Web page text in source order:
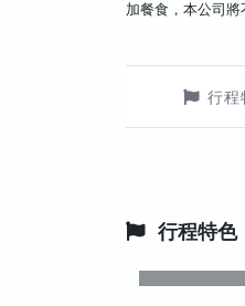
加餐食，本公司
行程
行程特色